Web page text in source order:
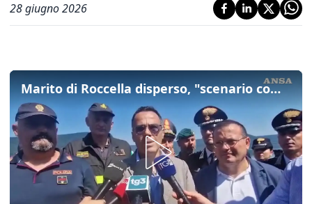
28 giugno 2026
Marito di Roccella disperso, "scenario complesso e visibilità scarsa"